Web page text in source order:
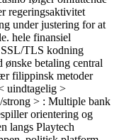
regeringsaktivitet
under justering for at
hele finansiel
SSL/TLS kodning
betaling central
filippinsk metoder
uindtagelig >
> : Multiple bank
orientering og
langs Playtech